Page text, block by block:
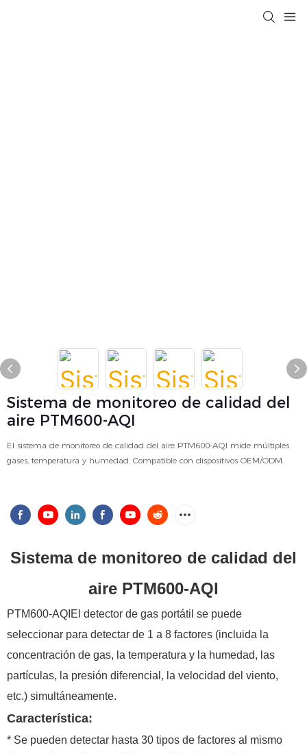
Sistema de monitoreo de calidad del
aire PTM600-AQI
El sistema de monitoreo de calidad del aire PTM600-AQI mide múltiples
gases, temperatura y humedad. Compatible con dispositivos OEM/ODM.
Sistema de monitoreo de calidad del
aire PTM600-AQI
PTM600-AQI El detector de gas portátil se puede
seleccionar para detectar de 1 a 8 factores (incluida la
concentración de gas, la temperatura y la humedad, las
partículas, la presión diferencial, la velocidad del viento,
etc.) simultáneamente.
Característica:
* Se pueden detectar hasta 30 tipos de factores al mismo